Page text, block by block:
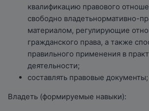
квалификацию правового
свободно владетьнормативно-
материалом, регулирующие
гражданского права, а также
правильного применения в
деятельности;
составлять правовые документы;
Владеть (формируемые навыки):